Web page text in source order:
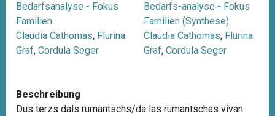
Bedarfsanalyse - Fokus
Familien
Claudia Cathomas, Flurina
Graf, Cordula Seger
Bedarfs-analyse - Fokus
Familien (Synthese)
Claudia Cathomas, Flurina
Graf, Cordula Seger
Beschreibung
Dus terzs dals rumantschs/da las rumantschas vivan